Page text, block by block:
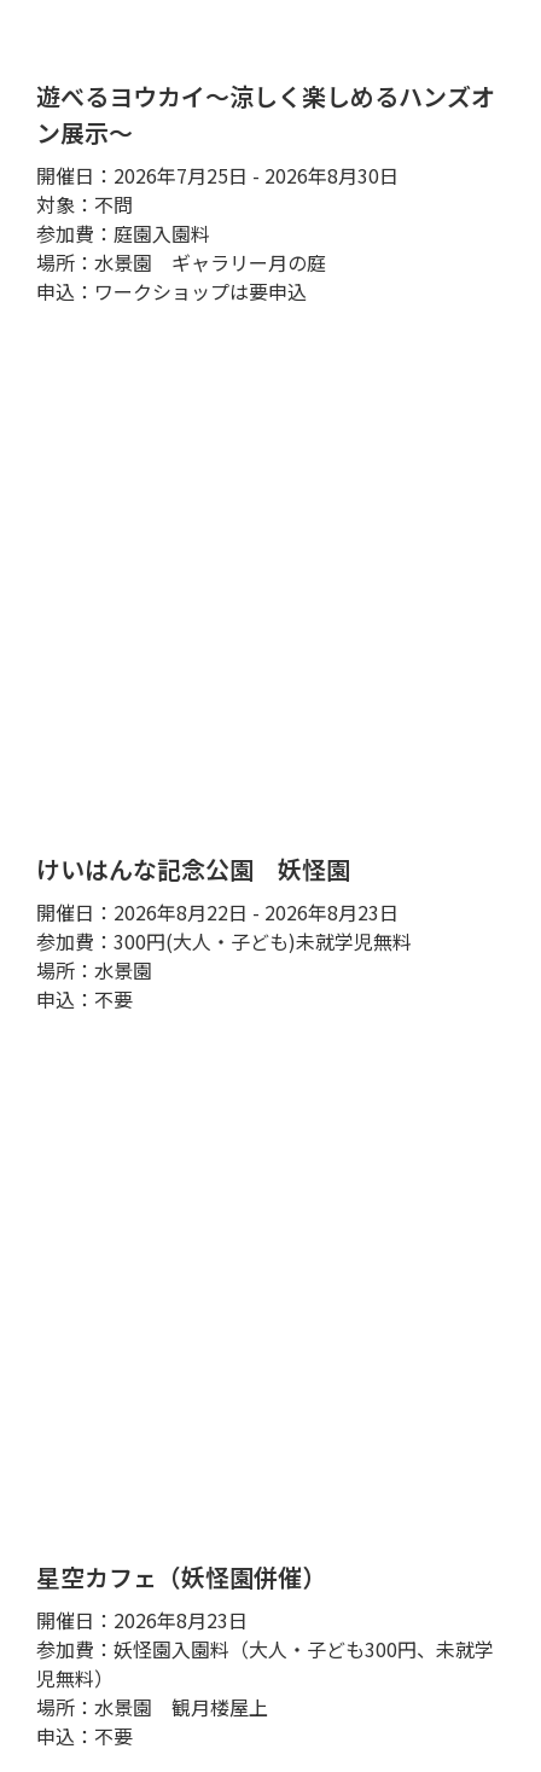
遊べるヨウカイ～涼しく楽しめるハンズオ
ン展示～
開催日：2026年7月25日 - 2026年8月30日
対象：不問
参加費：庭園入園料
場所：水景園 ギャラリー月の庭
申込：ワークショップは要申込
けいはんな記念公園 妖怪園
開催日：2026年8月22日 - 2026年8月23日
参加費：300円(大人・子ども)未就学児無料
場所：水景園
申込：不要
星空カフェ（妖怪園併催）
開催日：2026年8月23日
参加費：妖怪園入園料（大人・子ども300円、未就学
児無料）
場所：水景園 観月楼屋上
申込：不要